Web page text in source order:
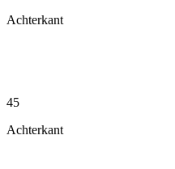
Achterkant
45
Achterkant